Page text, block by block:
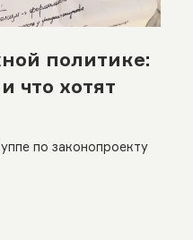
политике:
что хотят
по законопроекту